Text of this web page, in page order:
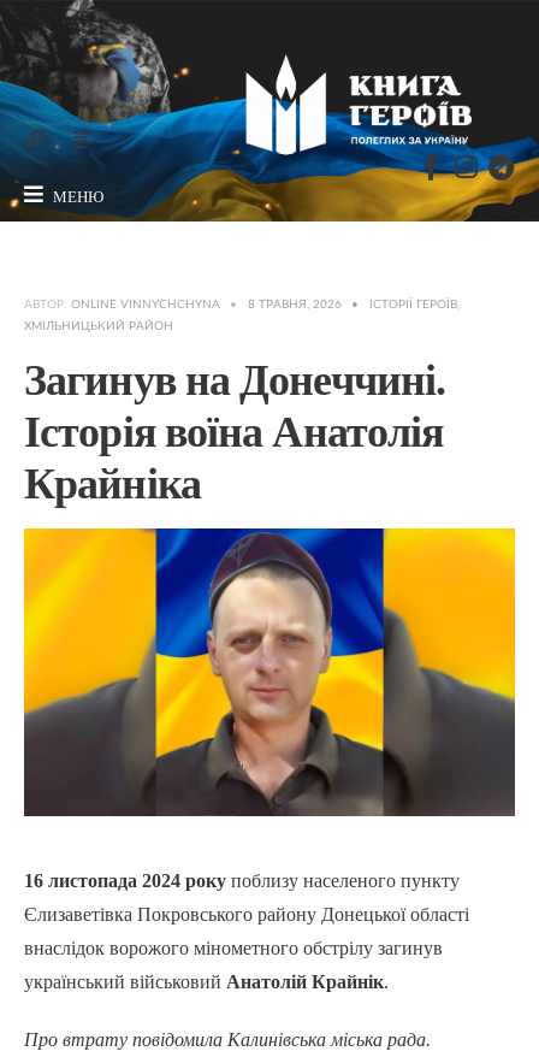
МЕНЮ
АВТОР: ONLINE VINNYCHCHYNA • 8 ТРАВНЯ, 2026 • ІСТОРІЇ ГЕРОЇВ,
ХМІЛЬНИЦЬКИЙ РАЙОН
Загинув на Донеччині.
Історія воїна Анатолія
Крайніка
16 листопада 2024 року поблизу населеного пункту
Єлизаветівка Покровського району Донецької області
внаслідок ворожого мінометного обстрілу загинув
український військовий Анатолій Крайнік.
Про втрату повідомила Калинівська міська рада.